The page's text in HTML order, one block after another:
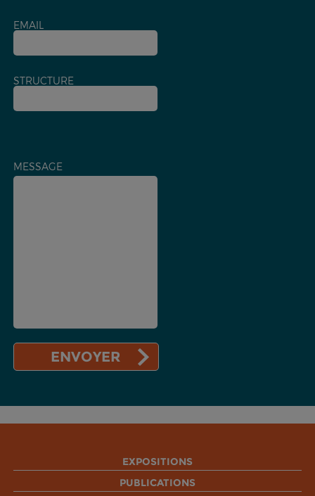
EMAIL
STRUCTURE
MESSAGE
EXPOSITIONS
PUBLICATIONS